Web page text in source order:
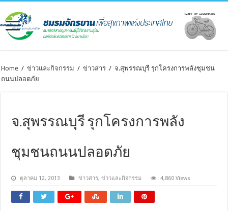
Home / ข่าวและกิจกรรม / ข่าวสาร / จ.สุพรรณบุรี รุกโครงการพลังชุมชน
ถนนปลอดภัย
จ.สุพรรณบุรี รุกโครงการพลัง
ชุมชนถนนปลอดภัย
ตุลาคม 12, 2013 ข่าวสาร,ข่าวและกิจกรรม 4,860 Views